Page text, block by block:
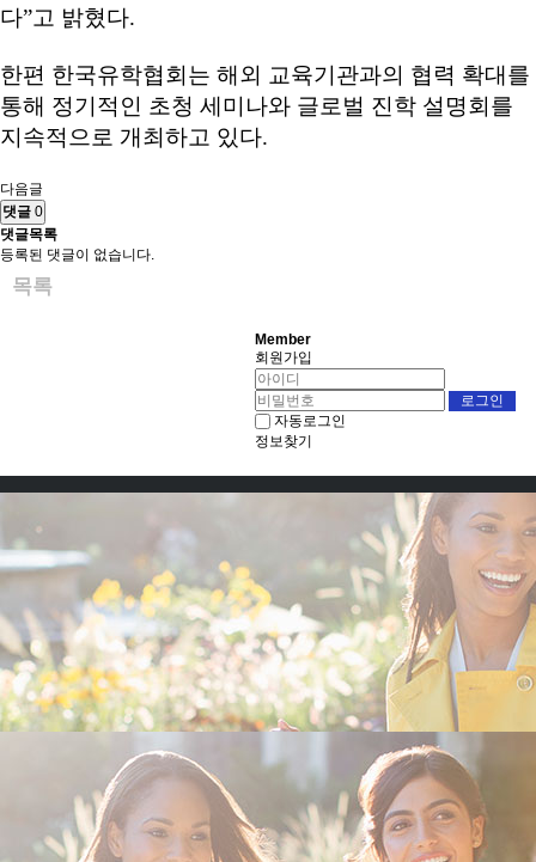
다”고 밝혔다.
한편 한국유학협회는 해외 교육기관과의 협력 확대를
통해 정기적인 초청 세미나와 글로벌 진학 설명회를
지속적으로 개최하고 있다.
다음글
댓글 0
댓글목록
등록된 댓글이 없습니다.
목록
Member
회원가입
자동로그인
정보찾기